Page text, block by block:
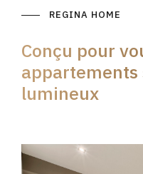
REGINA HOME
Conçu pour
appartements
lumineux